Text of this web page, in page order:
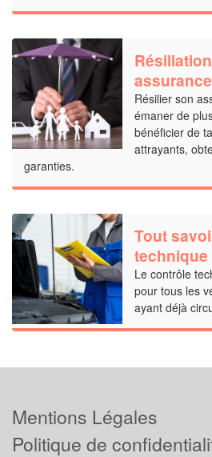
Résilier son
émaner de
bénéficier de
attrayants,
garanties.
Tout
technique
Le contrôle
pour tous les
ayant déjà
Mentions Légales
Politique de